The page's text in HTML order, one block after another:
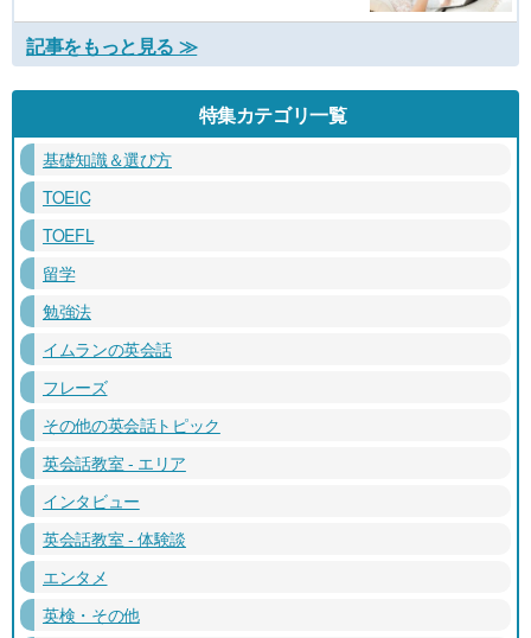
記事をもっと見る ≫
特集カテゴリ一覧
基礎知識＆選び方
TOEIC
TOEFL
留学
勉強法
イムランの英会話
フレーズ
その他の英会話トピック
英会話教室 - エリア
インタビュー
英会話教室 - 体験談
エンタメ
英検・その他